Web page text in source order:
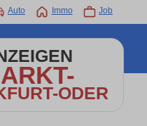
Auto Immo Job
ODER